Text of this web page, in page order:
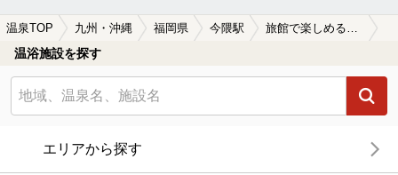
温泉TOP 九州・沖縄 福岡県 今隈駅 旅館で楽しめる今隈駅近くの温泉、日帰り温泉、スーパー銭湯おすすめ
温浴施設を探す
エリアから探す